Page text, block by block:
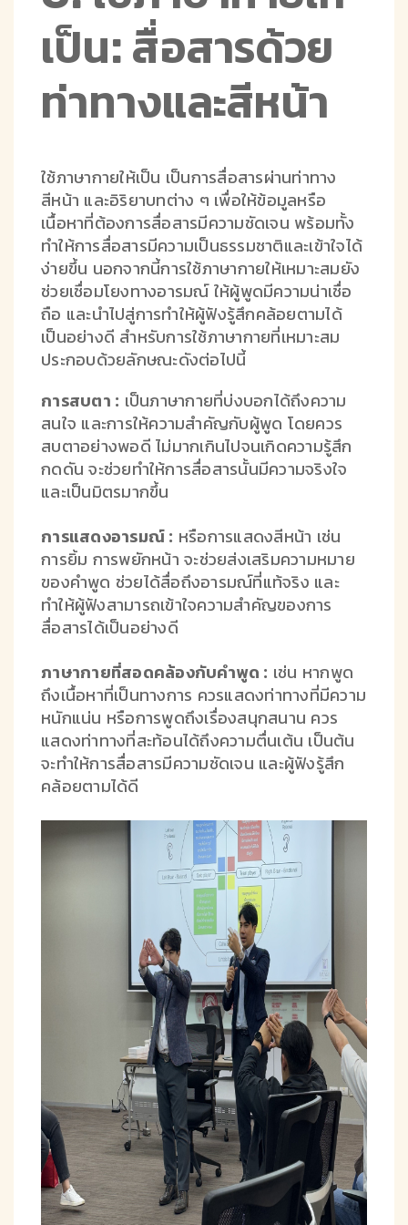
เป็น: สื่อสารด้วย
ท่าทางและสีหน้า
ใช้ภาษากายให้เป็น เป็นการสื่อสารผ่านท่าทาง
สีหน้า และอิริยาบทต่าง ๆ เพื่อให้ข้อมูลหรือ
เนื้อหาที่ต้องการสื่อสารมีความชัดเจน พร้อมทั้ง
ทำให้การสื่อสารมีความเป็นธรรมชาติและเข้าใจได้
ง่ายขึ้น นอกจากนี้การใช้ภาษากายให้เหมาะสมยัง
ช่วยเชื่อมโยงทางอารมณ์ ให้ผู้พูดมีความน่าเชื่อ
ถือ และนำไปสู่การทำให้ผู้ฟังรู้สึกคล้อยตามได้
เป็นอย่างดี สำหรับการใช้ภาษากายที่เหมาะสม
ประกอบด้วยลักษณะดังต่อไปนี้
การสบตา : เป็นภาษากายที่บ่งบอกได้ถึงความ
สนใจ และการให้ความสำคัญกับผู้พูด โดยควร
สบตาอย่างพอดี ไม่มากเกินไปจนเกิดความรู้สึก
กดดัน จะช่วยทำให้การสื่อสารนั้นมีความจริงใจ
และเป็นมิตรมากขึ้น
การแสดงอารมณ์ : หรือการแสดงสีหน้า เช่น
การยิ้ม การพยักหน้า จะช่วยส่งเสริมความหมาย
ของคำพูด ช่วยได้สื่อถึงอารมณ์ที่แท้จริง และ
ทำให้ผู้ฟังสามารถเข้าใจความสำคัญของการ
สื่อสารได้เป็นอย่างดี
ภาษากายที่สอดคล้องกับคำพูด : เช่น หากพูด
ถึงเนื้อหาที่เป็นทางการ ควรแสดงท่าทางที่มีความ
หนักแน่น หรือการพูดถึงเรื่องสนุกสนาน ควร
แสดงท่าทางที่สะท้อนได้ถึงความตื่นเต้น เป็นต้น
จะทำให้การสื่อสารมีความชัดเจน และผู้ฟังรู้สึก
คล้อยตามได้ดี